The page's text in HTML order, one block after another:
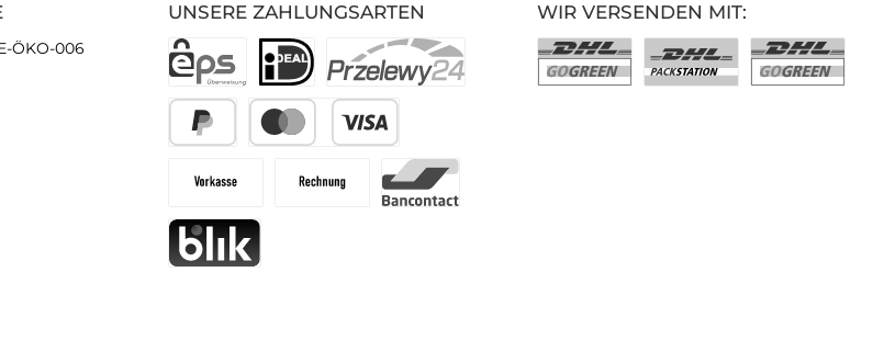
UNSERE ZAHLUNGSARTEN
ÖKO-006
WIR VERSENDEN MIT: